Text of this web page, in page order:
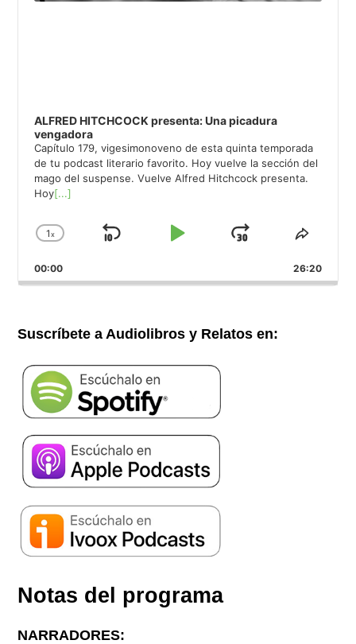
ALFRED HITCHCOCK presenta: Una picadura
vengadora
Capítulo 179, vigesimonoveno de esta quinta temporada
de tu podcast literario favorito. Hoy vuelve la sección del
mago del suspense. Vuelve Alfred Hitchcock presenta.
Hoy[...]
Cambiar
velocidad
de
1x
Saltar
atrás
Reproducir
Pausar
Avanzar
00:00 26:20
Suscríbete a Audiolibros y Relatos en:
Notas del programa
NARRADORES: